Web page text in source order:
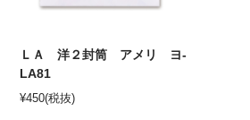
ＬＡ 洋２封筒 アメリ ヨ-
LA81
¥450(税抜)